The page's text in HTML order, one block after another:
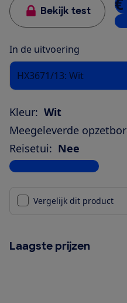
Bekijk test
3
In de uitvoering
HX3671/13: Wit
Kleur: Wit
Meegeleverde
Reisetui: Nee
Bekijk alle specificaties
Vergelijk dit product
Laagste prijzen